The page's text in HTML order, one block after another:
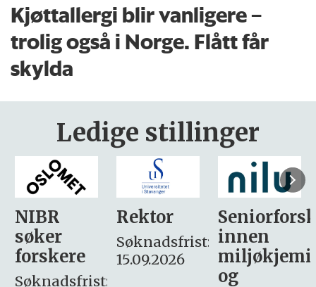
Kjøttallergi blir vanligere –
trolig også i Norge. Flått får
skylda
Ledige stillinger
Rektor
Søknadsfrist:
15.09.2026
Seniorforsker
innen
miljøkjemi
søker
– fast